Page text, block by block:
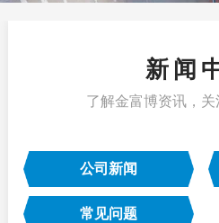
新闻
了解金富博资讯，
公司新闻
常见问题